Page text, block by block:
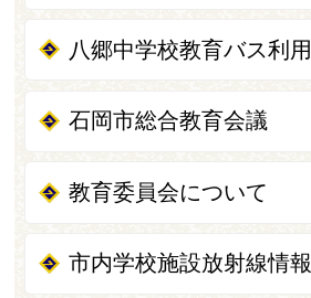
八郷中学校教育バス利
石岡市総合教育会議
教育委員会について
市内学校施設放射線情報